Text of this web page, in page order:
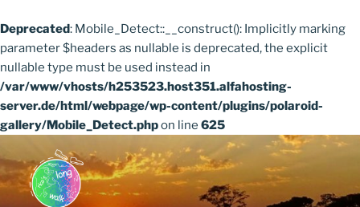
Deprecated: Mobile_Detect::__construct(): Implicitly marking
parameter $headers as nullable is deprecated, the explicit
nullable type must be used instead in
/var/www/vhosts/h253523.host351.alfahosting-
server.de/html/webpage/wp-content/plugins/polaroid-
gallery/Mobile_Detect.phpon line 625
Inhalt
springen